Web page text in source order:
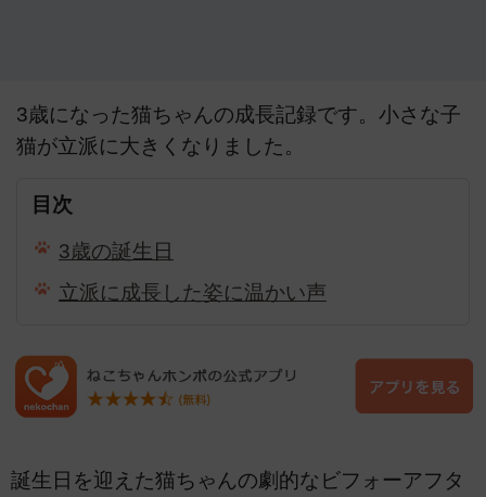
3歳になった猫ちゃんの成長記録です。小さな子
猫が立派に大きくなりました。
目次
3歳の誕生日
立派に成長した姿に温かい声
誕生日を迎えた猫ちゃんの劇的なビフォーアフタ